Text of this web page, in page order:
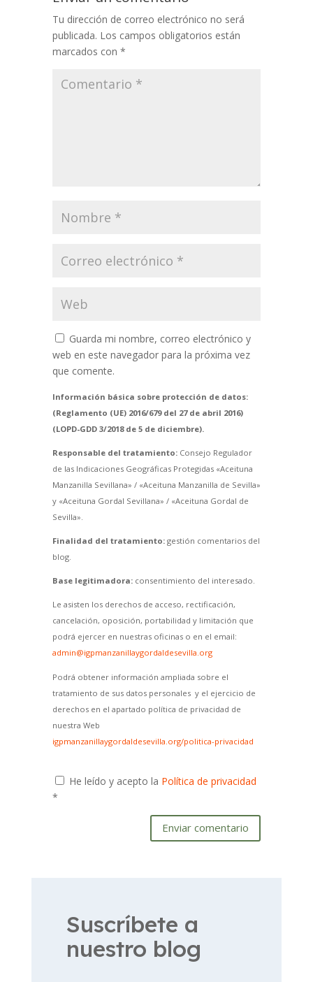
Tu dirección de correo electrónico no será
publicada. Los campos obligatorios están
marcados con *
Guarda mi nombre, correo electrónico y
web en este navegador para la próxima vez
que comente.
Información básica sobre protección de datos:
(Reglamento (UE) 2016/679 del 27 de abril 2016)
(LOPD-GDD 3/2018 de 5 de diciembre).
Responsable del tratamiento:Consejo Regulador
de las Indicaciones Geográficas Protegidas «Aceituna
Manzanilla Sevillana» / «Aceituna Manzanilla de Sevilla»
y «Aceituna Gordal Sevillana» / «Aceituna Gordal de
Sevilla».
Finalidad del tratamiento:gestión comentarios del
blog.
Base legitimadora:consentimiento del interesado.
Le asisten los derechos de acceso, rectificación,
cancelación, oposición, portabilidad y limitación que
podrá ejercer en nuestras oficinas o en el email:
admin@igpmanzanillaygordaldesevilla.org
Podrá obtener información ampliada sobre el
tratamiento de sus datos personales y el ejercicio de
derechos en el apartado política de privacidad de
nuestra Web
igpmanzanillaygordaldesevilla.org/politica-privacidad
He leído y acepto la Política de privacidad
*
Enviar comentario
Suscríbete a
nuestro blog